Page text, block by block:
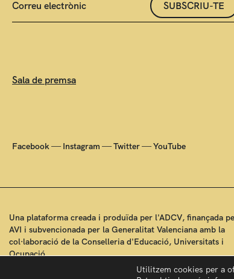
SUBSCRIU-TE
Sala de premsa
Facebook—Instagram —Twitter—YouTube
Una plataforma creada i produïda per l'ADCV, finançada
AVI i subvencionada per la Generalitat Valenciana amb la
col·laboració de la Conselleria d'Educació, Universitats i
Ocupació.
Utilitzem cookies per a